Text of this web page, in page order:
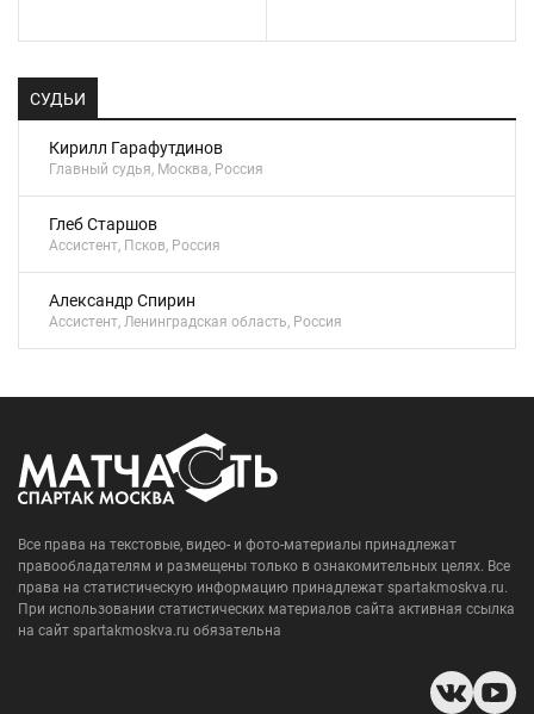
СУДЬИ
Кирилл Гарафутдинов
Главный судья, Москва, Россия
Глеб Старшов
Ассистент, Псков, Россия
Александр Спирин
Ассистент, Ленинградская область, Россия
Все права на текстовые, видео- и фото-материалы принадлежат
правообладателям и размещены только в ознакомительных целях. Все
права на статистическую информацию принадлежат spartakmoskva.ru.
При использовании статистических материалов сайта активная ссылка
на сайт spartakmoskva.ru обязательна